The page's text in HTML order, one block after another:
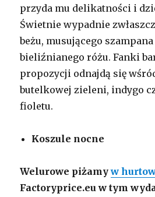
przyda mu delikatności i
Świetnie wypadnie
beżu, musującego
bieliźnianego różu. Fanki
propozycji odnajdą się
butelkowej zieleni, indygo
fioletu.
Koszule nocne
Welurowe piżamyw
Factoryprice.eu w tym